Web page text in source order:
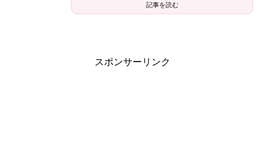
記事を読む
スポンサーリンク